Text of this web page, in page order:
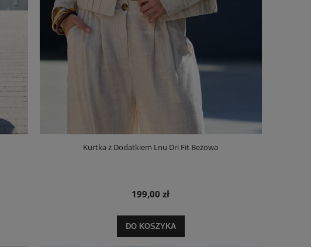
Kurtka z Dodatkiem Lnu Dri Fit Beżowa
199,00 zł
DO KOSZYKA